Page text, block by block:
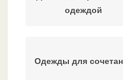
одеждой
Одежды для